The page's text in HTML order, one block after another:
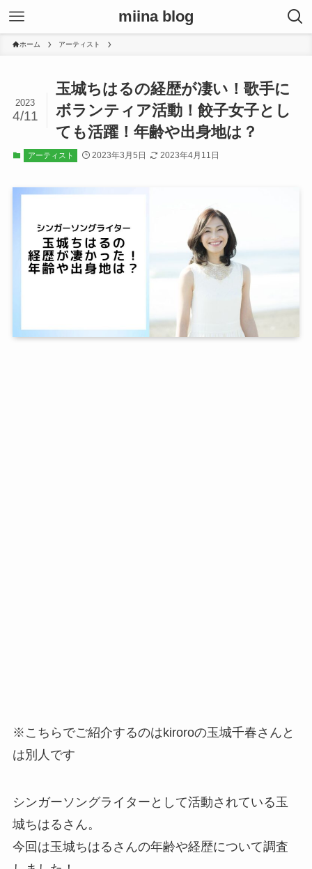
miina blog
ホーム アーティスト
玉城ちはるの経歴が凄い！歌手に
ボランティア活動！餃子女子とし
ても活躍！年齢や出身地は？
2023
4/11
アーティスト 2023年3月5日 2023年4月11日
※こちらでご紹介するのはkiroroの玉城千春さんと
は別人です
シンガーソングライターとして活動されている玉
城ちはるさん。
今回は玉城ちはるさんの年齢や経歴について調査